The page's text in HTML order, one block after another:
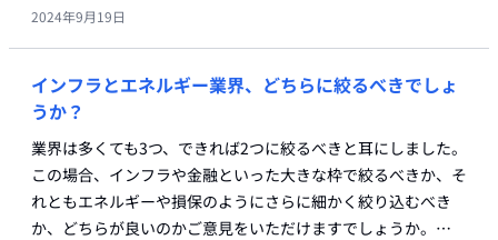
2024年9月19日
インフラとエネルギー業界、どちらに絞るべきでしょ
うか？
業界は多くても3つ、できれば2つに絞るべきと耳にしました。
この場合、インフラや金融といった大きな枠で絞るべきか、そ
れともエネルギーや損保のようにさらに細かく絞り込むべき
か、どちらが良いのかご意見をいただけますでしょうか。…